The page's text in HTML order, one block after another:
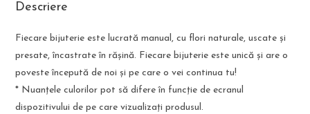
Descriere
Fiecare bijuterie este lucrată manual, cu flori naturale, uscate și
presate, încastrate în rășină. Fiecare bijuterie este unică și are o
poveste începută de noi și pe care o vei continua tu!
* Nuanțele culorilor pot să difere în funcție de ecranul
dispozitivului de pe care vizualizați produsul.